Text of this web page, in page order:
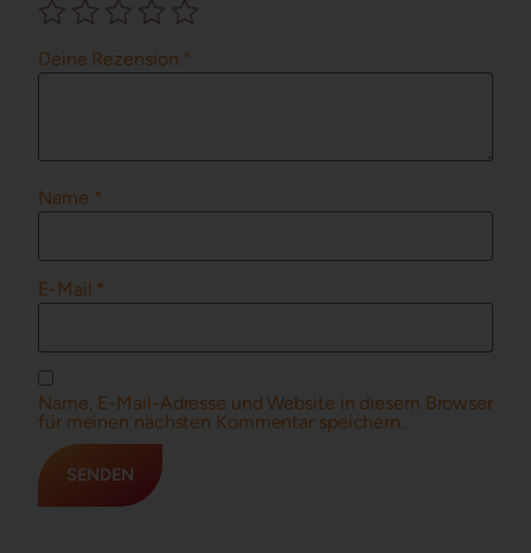
Deine Rezension *
Name *
E-Mail *
Name, E-Mail-Adresse und Website in diesem Browser
für meinen nächsten Kommentar speichern.